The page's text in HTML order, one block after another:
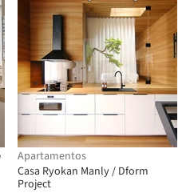
Apartamentos
Casa Ryokan Manly / Dform
Project